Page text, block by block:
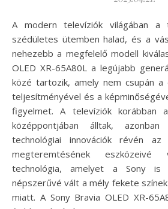
A modern televíziók világában a technológiai fejlődés
szédületes ütemben halad, és a
nehezebb a megfelelő modell
OLED XR-65A80L a legújabb
közé tartozik, amely nem csupán a
teljesítményével és a
figyelmet. A televíziók korábban
középpontjában álltak,
technológiai innovációk révén az
megteremtésének
technológia, amelyet a Sony is
népszerűvé vált a mély fekete
miatt. A Sony Bravia OLED XR-